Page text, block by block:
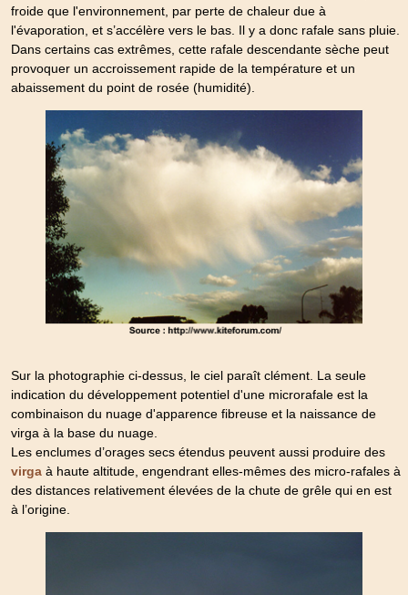
froide que l'environnement, par perte de chaleur due à
l'évaporation, et s’accélère vers le bas. Il y a donc rafale sans pluie.
Dans certains cas extrêmes, cette rafale descendante sèche peut
provoquer un accroissement rapide de la température et un
abaissement du point de rosée (humidité).
Sur la photographie ci-dessus, le ciel paraît clément. La seule
indication du développement potentiel d'une microrafale est la
combinaison du nuage d'apparence fibreuse et la naissance de
virga à la base du nuage.
Les enclumes d’orages secs étendus peuvent aussi produire des
virgaà haute altitude, engendrant elles-mêmes des micro-rafales à
des distances relativement élevées de la chute de grêle qui en est
à l’origine.